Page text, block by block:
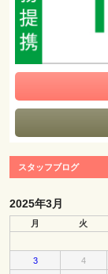
スタッフブログ
2025年3月
月 火
3
4